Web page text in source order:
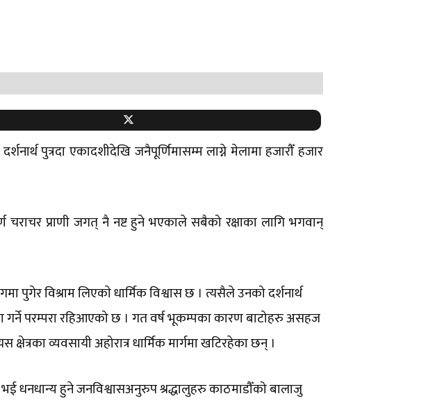
पुत्रदा एकादशीदेखि जनैपूर्णिमासम्म लाग्ने मेलामा हजारौँ हजार
प्राणी जगत् नै नष्ट हुने भएकाले सबैको रक्षाका लागि भगवान्
पुगेर विश्राम लिएकाे धार्मिक विश्वास छ । त्यसैले उनको दर्शनार्थ
गर्ने परम्परा रहिआएको छ । गत वर्ष भूकम्पका कारण बाटोहरु असहज
व्यवसायी अहोरात्र धार्मिक मार्गमा खटिरहेका छन् ।
भई धनधान्य हुने जनविश्वासअनुरुप श्रद्धालुहरु काठमाडौँको बालाजु